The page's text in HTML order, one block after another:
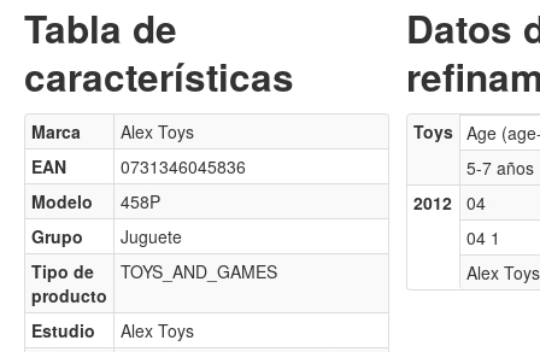
Tabla de
características
Marca
Alex Toys
EAN
0731346045836
Modelo
458P
Grupo
Juguete
Tipo de
producto
TOYS_AND_GAMES
Estudio
Alex Toys
Datos
Toys Age
5-7 años
2012
04
04 1
Alex Toys